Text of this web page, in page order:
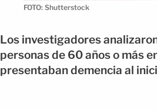
FOTO: Shutterstock
Los investigadores
personas de 60 años o más
presentaban demencia al